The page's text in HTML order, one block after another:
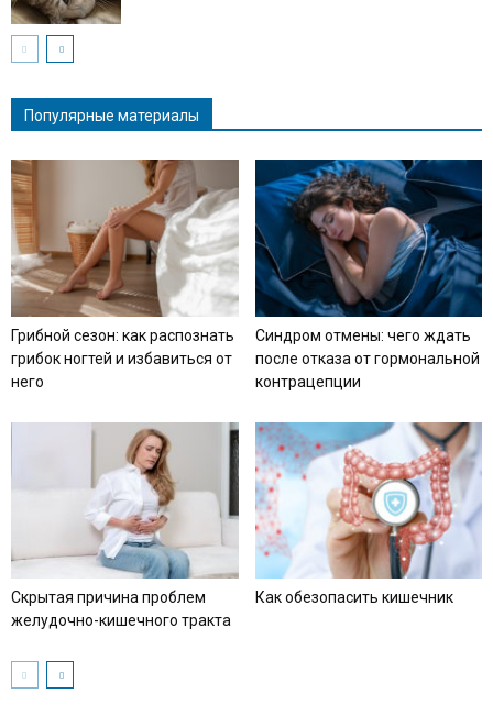
Популярные материалы
Грибной сезон: как распознать
грибок ногтей и избавиться от
него
Синдром отмены: чего ждать
после отказа от гормональной
контрацепции
Скрытая причина проблем
желудочно-кишечного тракта
Как обезопасить кишечник